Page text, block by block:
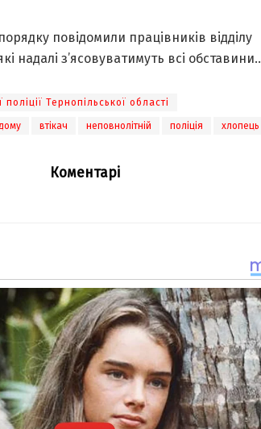
повідомили працівників відділу
надалі з’ясовуватимуть всі обставини..
поліції Тернопільської області
втікач неповнолітній поліція хлопець
Коментарі